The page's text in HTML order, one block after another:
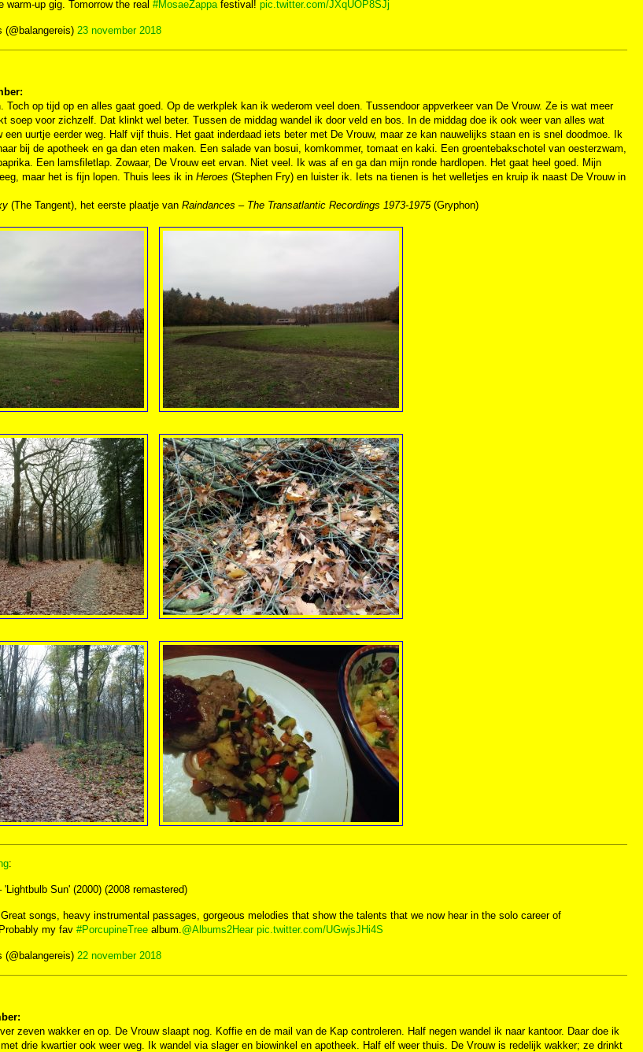
warm-up gig. Tomorrow the real #MosaeZappafestival! pic.twitter.com/JXqUOP8SJj
23 november 2018
Toch op tijd op en alles gaat goed. Op de werkplek kan ik wederom veel doen. Tussendoor appverkeer van De Vrouw. Ze is wat meer
soep voor zichzelf. Dat klinkt wel beter. Tussen de middag wandel ik door veld en bos. In de middag doe ik ook weer van alles wat
een uurtje eerder weg. Half vijf thuis. Het gaat inderdaad iets beter met De Vrouw, maar ze kan nauwelijks staan en is snel doodmoe. Ik
bij de apotheek en ga dan eten maken. Een salade van bosui, komkommer, tomaat en kaki. Een groentebakschotel van oesterzwam,
Een lamsfiletlap. Zowaar, De Vrouw eet ervan. Niet veel. Ik was af en ga dan mijn ronde hardlopen. Het gaat heel goed. Mijn
maar het is fijn lopen. Thuis lees ik in Heroes (Stephen Fry) en luister ik. Iets na tienen is het welletjes en kruip ik naast De Vrouw in
(The Tangent), het eerste plaatje van Raindances – The Transatlantic Recordings 1973-1975(Gryphon)
:
'Lightbulb Sun' (2000) (2008 remastered)
songs, heavy instrumental passages, gorgeous melodies that show the talents that we now hear in the solo career of
my fav #PorcupineTree album.@Albums2Hear pic.twitter.com/UGwjsJHi4S
22 november 2018
zeven wakker en op. De Vrouw slaapt nog. Koffie en de mail van de Kap controleren. Half negen wandel ik naar kantoor. Daar doe ik
drie kwartier ook weer weg. Ik wandel via slager en biowinkel en apotheek. Half elf weer thuis. De Vrouw is redelijk wakker; ze drinkt